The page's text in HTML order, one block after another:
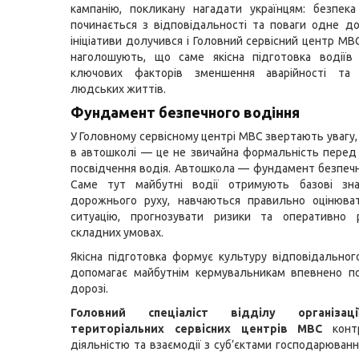
кампанію, покликану нагадати українцям:
починається з відповідальності та поваги одне
ініціативи долучився і Головний сервісний центр
наголошують, що саме якісна підготовка
ключових факторів зменшення аварійності та
людських життів.
Фундамент безпечного водіння
У Головному сервісному центрі МВС звертають
в автошколі — це не звичайна формальність
посвідчення водія. Автошкола — фундамент
Саме тут майбутні водії отримують базові
дорожнього руху, навчаються правильно
ситуацію, прогнозувати ризики та оперативно
складних умовах.
Якісна підготовка формує культуру
допомагає майбутнім кермувальникам впевнено
дорозі.
Головний спеціаліст відділу
територіальних сервісних центрів МВС
діяльністю та взаємодії з суб’єктами